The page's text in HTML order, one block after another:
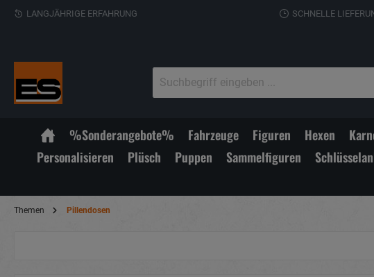
LANGJÄHRIGE ERFAHRUNG SCHNELLE
%Sonderangebote% Fahrzeuge Figuren Hexen
Personalisieren
Plüsch Puppen Sammelfiguren
Themen Pillendosen